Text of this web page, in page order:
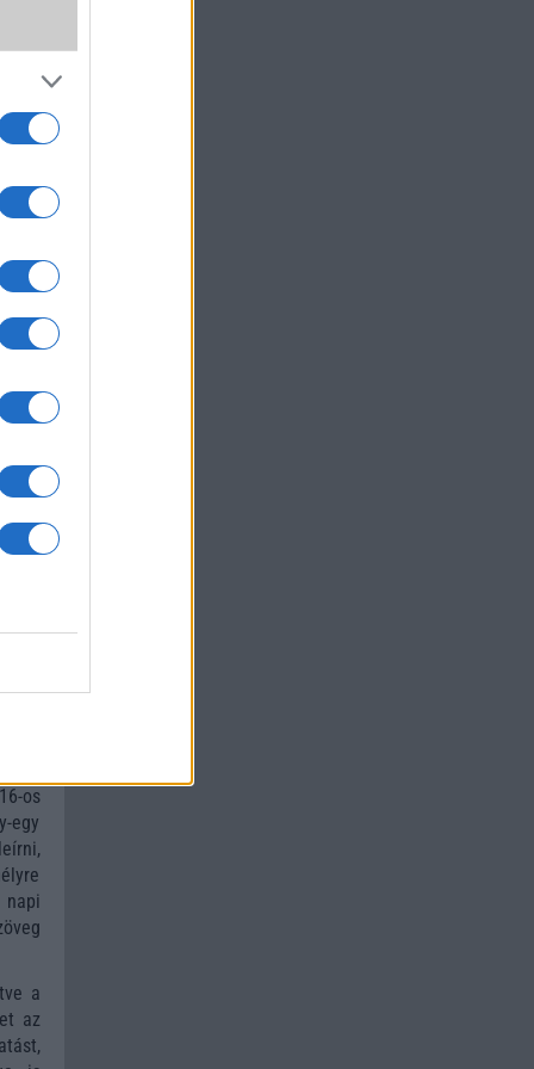
C
,
a
16
már
14
jó
os
egy
a
az